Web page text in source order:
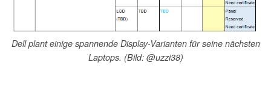
Dell plant einige spannende Display-Varianten für seine nächsten
Laptops. (Bild: @uzzi38)